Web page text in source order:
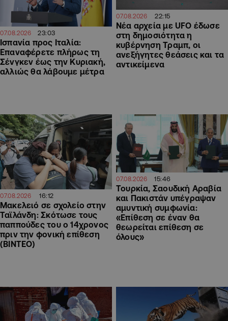
07.08.2026 23:03
Ισπανία προς Ιταλία:
Επαναφέρετε πλήρως τη
Σένγκεν έως την Κυριακή,
αλλιώς θα λάβουμε μέτρα
07.08.2026 22:15
Νέα αρχεία με UFO έδωσε
στη δημοσιότητα η
κυβέρνηση Τραμπ, οι
ανεξήγητες θεάσεις και τα
αντικείμενα
07.08.2026 16:12
Μακελειό σε σχολείο στην
Ταϊλάνδη: Σκότωσε τους
παππούδες του ο 14χρονος
πριν την φονική επίθεση
(ΒΙΝΤΕΟ)
07.08.2026 15:46
Τουρκία, Σαουδική Αραβία
και Πακιστάν υπέγραψαν
αμυντική συμφωνία:
«Επίθεση σε έναν θα
θεωρείται επίθεση σε
όλους»